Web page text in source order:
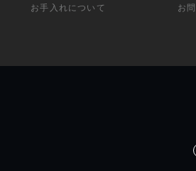
お手入れについて
お